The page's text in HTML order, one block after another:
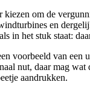
kiezen om de
en
in het stuk staat:
voorbeeld van een
nut, daar mag
aandrukken.